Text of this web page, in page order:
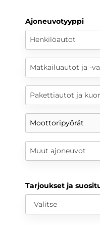
Ajoneuvotyyppi
Henkilöautot
Matkailuautot ja -
Pakettiautot ja
Moottoripyörät
Muut ajoneuvot
Tarjoukset ja
Valitse